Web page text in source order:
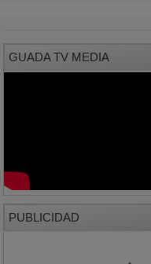
GUADA TV MEDIA
PUBLICIDAD